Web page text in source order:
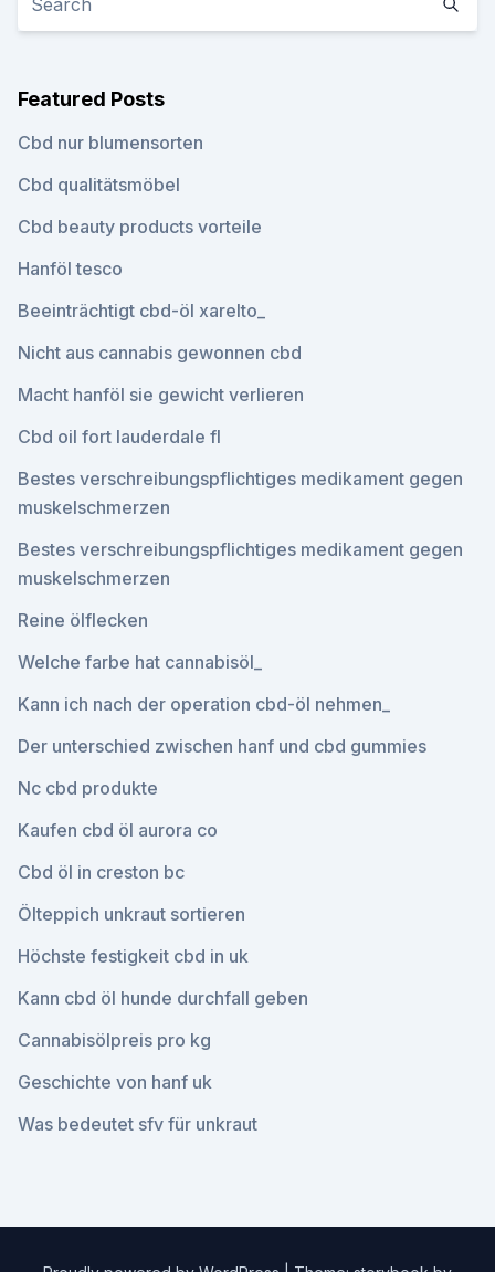
Featured Posts
Cbd nur blumensorten
Cbd qualitätsmöbel
Cbd beauty products vorteile
Hanföl tesco
Beeinträchtigt cbd-öl xarelto_
Nicht aus cannabis gewonnen cbd
Macht hanföl sie gewicht verlieren
Cbd oil fort lauderdale fl
Bestes verschreibungspflichtiges medikament gegen
muskelschmerzen
Bestes verschreibungspflichtiges medikament gegen
muskelschmerzen
Reine ölflecken
Welche farbe hat cannabisöl_
Kann ich nach der operation cbd-öl nehmen_
Der unterschied zwischen hanf und cbd gummies
Nc cbd produkte
Kaufen cbd öl aurora co
Cbd öl in creston bc
Ölteppich unkraut sortieren
Höchste festigkeit cbd in uk
Kann cbd öl hunde durchfall geben
Cannabisölpreis pro kg
Geschichte von hanf uk
Was bedeutet sfv für unkraut